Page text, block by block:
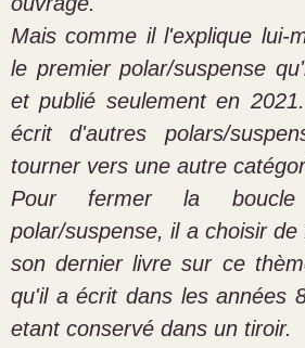
Mais comme il l'explique lui-
le premier polar/suspense
et publié seulement en
écrit d'autres polars/
tourner vers une autre
Pour fermer la
polar/suspense, il a choisir
son dernier livre sur ce
qu'il a écrit dans les années
etant conservé dans un tiroir.